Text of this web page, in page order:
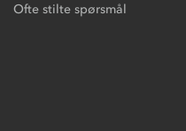
Ofte stilte spørsmål